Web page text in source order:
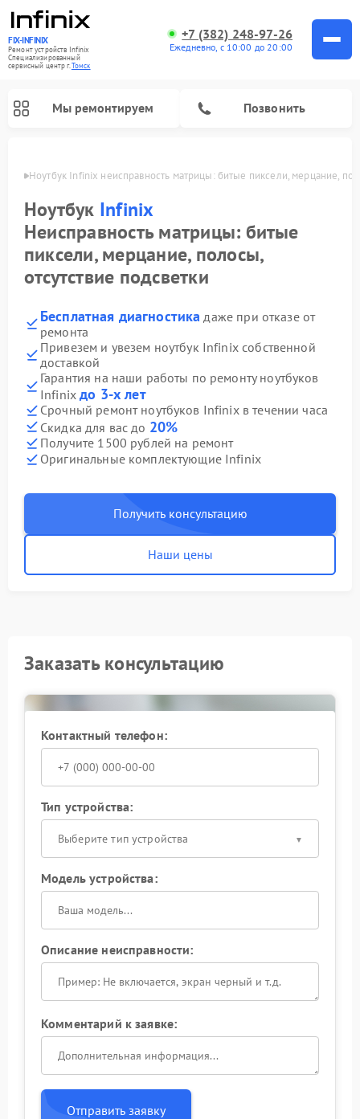
FIX-INFINIX
Ремонт устройств Infinix
Специализированный
cервисный центр г.Томск
+7 (382) 248-97-26
Ежедневно, с 10:00 до 20:00
Мы ремонтируем Позвонить
Ноутбук Infinix неисправность матрицы: битые пиксели, мерцание,
Ноутбук Infinix
Неисправность матрицы: битые
пиксели, мерцание, полосы,
отсутствие подсветки
Бесплатная диагностика даже при отказе от
ремонта
Привезем и увезем ноутбук Infinix собственной
доставкой
Гарантия на наши работы по ремонту ноутбуков
Infinixдо 3-х лет
Срочный ремонт ноутбуков Infinix в течении часа
Скидка для вас до 20%
Получите 1500 рублей на ремонт
Оригинальные комплектующие Infinix
Получить консультацию
Наши цены
Заказать консультацию
Контактный телефон:
Тип устройства:
Выберите тип устройства
Модель устройства:
Описание неисправности:
Комментарий к заявке:
Отправить заявку